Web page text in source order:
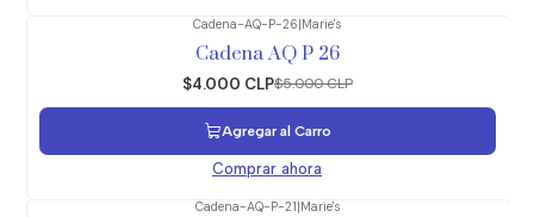
Cadena-AQ-P-26|Marie's
Cadena AQ P 26
$4.000 CLP$5.000 CLP
Agregar al Carro
Comprar ahora
Cadena-AQ-P-21 Marie's